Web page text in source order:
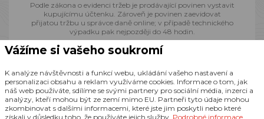
Podle zákona o evidenci tržeb je prodávající povinen vystavit
kupujícímu účtenku. Zároveň je povinen zaevidovat
přijatou tržbu u správce daně online; v případě technického
výpadku pak nejpozději do 48 hodin.
RealizaceCZECHGROUP.cz
Vážíme si vašeho soukromí
K analýze návštěvnosti a funkcí webu, ukládání vašeho nastavení a
personalizaci obsahu a reklam využíváme cookies. Informace o tom, jak
náš web používáte, sdílíme se svými partnery pro sociální média, inzerci a
analýzy, kteří mohou být ze zemí mimo EU. Partneři tyto údaje mohou
zkombinovat s dalšími informacemi, které jste jim poskytli nebo které
získali v důsledku toho, že používáte jejich služby. Podrobné informace